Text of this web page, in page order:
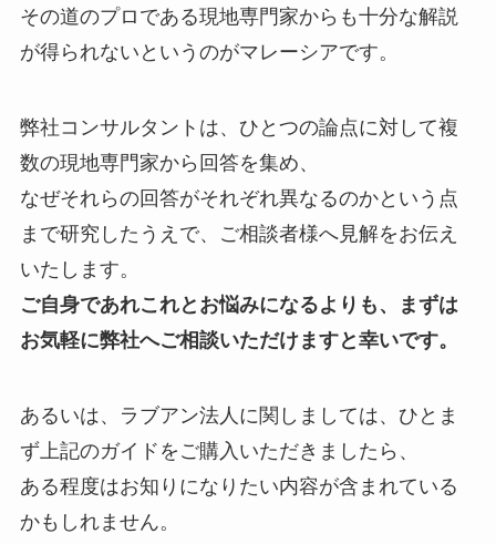
その道のプロである現地専門家からも十分な解説
が得られないというのがマレーシアです。
弊社コンサルタントは、ひとつの論点に対して複
数の現地専門家から回答を集め、
なぜそれらの回答がそれぞれ異なるのかという点
まで研究したうえで、ご相談者様へ見解をお伝え
いたします。
ご自身であれこれとお悩みになるよりも、まずは
お気軽に弊社へご相談いただけますと幸いです。
あるいは、ラブアン法人に関しましては、ひとま
ず上記のガイドをご購入いただきましたら、
ある程度はお知りになりたい内容が含まれている
かもしれません。